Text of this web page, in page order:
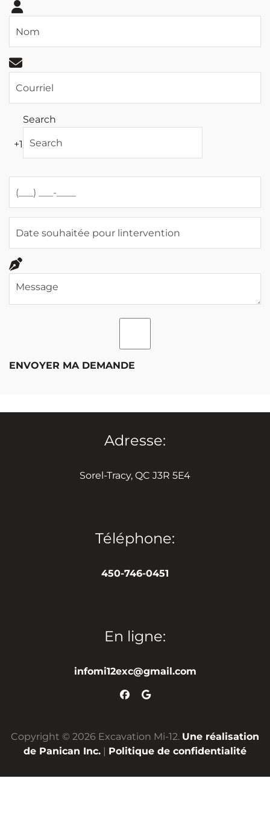
+1
Search
ENVOYER MA DEMANDE
Adresse:
Sorel-Tracy, QC J3R 5E4
Téléphone:
450-746-0451
En ligne:
infomi12exc@gmail.com
Copyright © 2026 Excavation Mi-12. Une réalisation
de Panican Inc.
Politique de confidentialité